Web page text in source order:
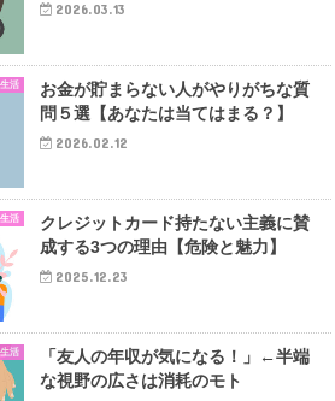
2026.03.13
活
お金が貯まらない人がやりがちな質
問５選【あなたは当てはまる？】
2026.02.12
活
クレジットカード持たない主義に賛
成する3つの理由【危険と魅力】
2025.12.23
活
「友人の年収が気になる！」←半端
な視野の広さは消耗のモト